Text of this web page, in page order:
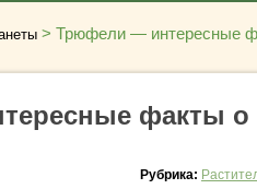
> Трюфели — интересные
факты о
Рубрика: